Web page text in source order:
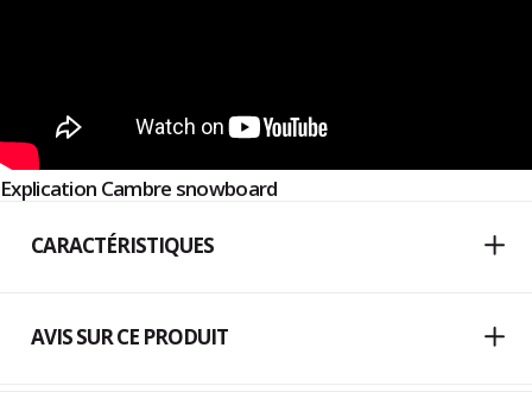
Explication Cambre snowboard
CARACTÉRISTIQUES
AVIS SUR CE PRODUIT